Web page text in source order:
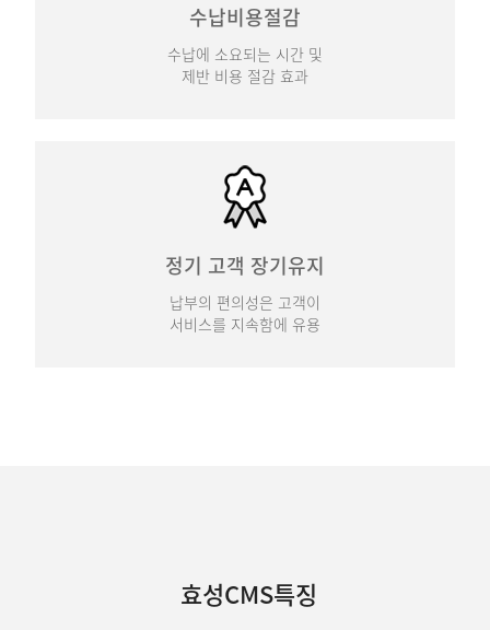
수납비용절감
수납에 소요되는 시간 및
제반 비용 절감 효과
정기 고객 장기유지
납부의 편의성은 고객이
서비스를 지속함에 유용
효성CMS특징